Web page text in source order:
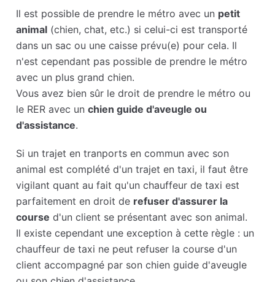
Il est possible de prendre le métro avec un petit
animal (chien, chat, etc.) si celui-ci est transporté
dans un sac ou une caisse prévu(e) pour cela. Il
n'est cependant pas possible de prendre le métro
avec un plus grand chien.
Vous avez bien sûr le droit de prendre le métro ou
le RER avec unchien guide d'aveugle ou
d'assistance.
Si un trajet en tranports en commun avec son
animal est complété d'un trajet en taxi, il faut être
vigilant quant au fait qu'un chauffeur de taxi est
parfaitement en droit de refuser d'assurer la
course d'un client se présentant avec son animal.
Il existe cependant une exception à cette règle : un
chauffeur de taxi ne peut refuser la course d'un
client accompagné par son chien guide d'aveugle